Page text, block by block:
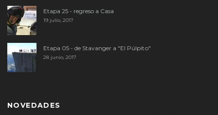
Etapa 25 - regreso a Casa
19 julio, 2017
Etapa 05 - de Stavanger a "El Púlpito"
28 junio, 2017
NOVEDADES